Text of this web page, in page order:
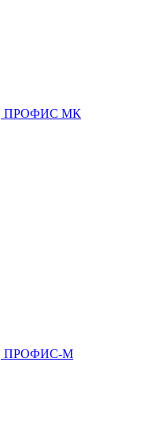
ПРОФИС МК
ПРОФИС-М